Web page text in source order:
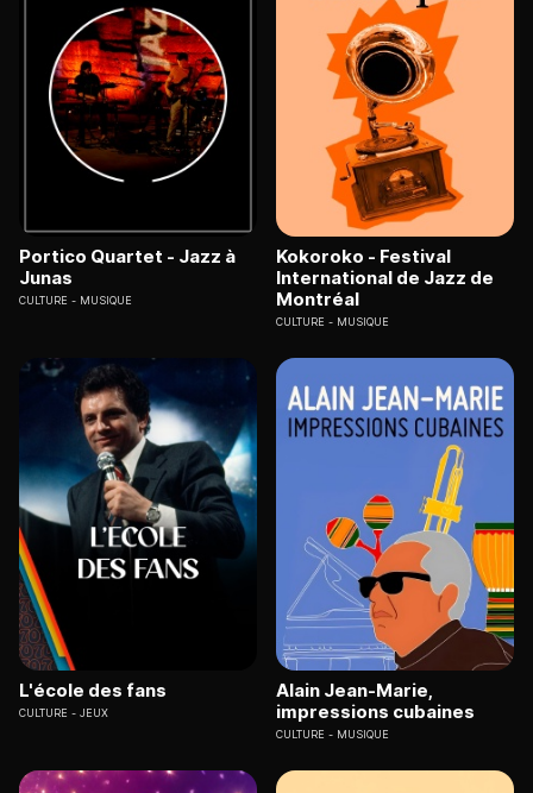
Portico Quartet - Jazz à
Junas
CULTURE MUSIQUE
Kokoroko - Festival
International de Jazz de
Montréal
CULTURE MUSIQUE
L'école des fans
CULTURE JEUX
Alain Jean-Marie,
impressions cubaines
CULTURE MUSIQUE